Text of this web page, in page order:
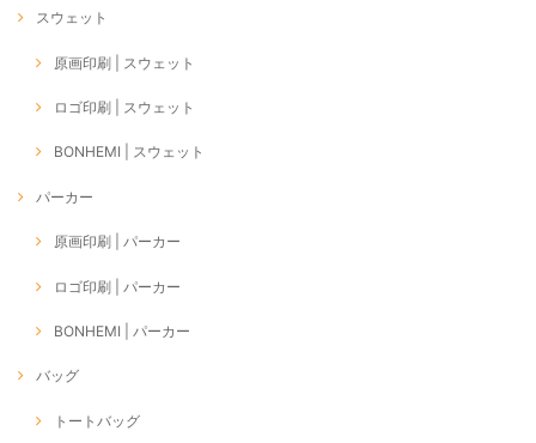
スウェット
原画印刷 | スウェット
ロゴ印刷 | スウェット
BONHEMI | スウェット
パーカー
原画印刷 | パーカー
ロゴ印刷 | パーカー
BONHEMI | パーカー
バッグ
トートバッグ